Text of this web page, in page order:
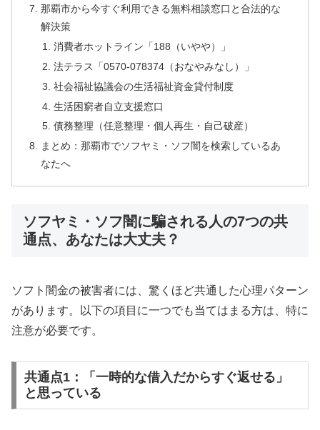
那覇市から今すぐ利用できる無料相談窓口と合法的な
解決策
消費者ホットライン「188（いやや）」
法テラス「0570-078374（おなやみなし）」
社会福祉協議会の生活福祉資金貸付制度
生活困窮者自立支援窓口
債務整理（任意整理・個人再生・自己破産）
まとめ：那覇市でソフヤミ・ソフ闇を検索しているあ
なたへ
ソフヤミ・ソフ闇に騙される人の7つの共
通点、あなたは大丈夫？
ソフト闇金の被害者には、驚くほど共通した心理パターン
があります。以下の項目に一つでも当てはまる方は、特に
注意が必要です。
共通点1：「一時的な借入だからすぐ返せる」
と思っている